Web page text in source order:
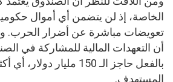
الخاصة، إذ لن يتضمن أي أموال
تعويضات مباشرة عن أضرار الحرب.
أن التعهدات المالية للمشاركة في
بالفعل حاجز الـ 150 مليار
المستهدف.